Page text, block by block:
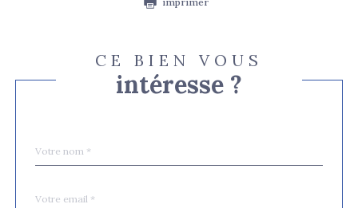
CE BIEN VOUS
intéresse ?
par
*
*